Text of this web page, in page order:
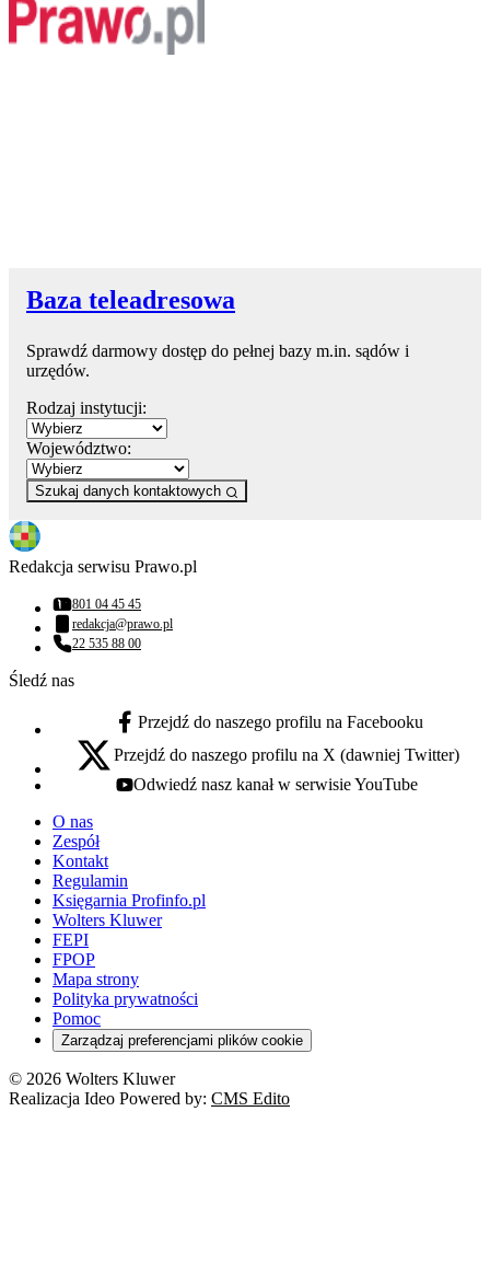
Baza teleadresowa
Sprawdź darmowy dostęp do pełnej bazy m.in. sądów i
urzędów.
Rodzaj instytucji:
Województwo:
Szukaj danych kontaktowych
Redakcja serwisu Prawo.pl
Numer telefonu:
801 04 45 45
Adres email:
redakcja@prawo.pl
Numer telefonu:
22 535 88 00
Śledź nas
facebook - otwiera się w nowej karcie
Przejdź do naszego profilu na Facebooku
x - otwiera się w nowej karcie
Przejdź do naszego profilu na X (dawniej Twitter)
youtube - otwiera się w nowej karcie
Odwiedź nasz kanał w serwisie YouTube
O nas
Zespół
Kontakt
Regulamin
Księgarnia Profinfo.pl
Wolters Kluwer
FEPI
FPOP
Mapa strony
Polityka prywatności
Pomoc
Zarządzaj preferencjami plików cookie
© 2026 Wolters Kluwer
Realizacja Ideo Powered by: CMS Edito